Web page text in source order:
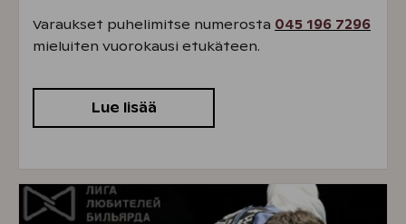
Varaukset puhelimitse numerosta 045 196 7296
mieluiten vuorokausi etukäteen.
Lue lisää